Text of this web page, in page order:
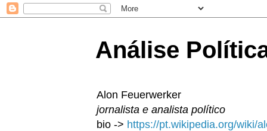
Análise
Alon Feuerwerker
jornalista e analista político
bio -> https://pt.wikipedia.org/wiki/